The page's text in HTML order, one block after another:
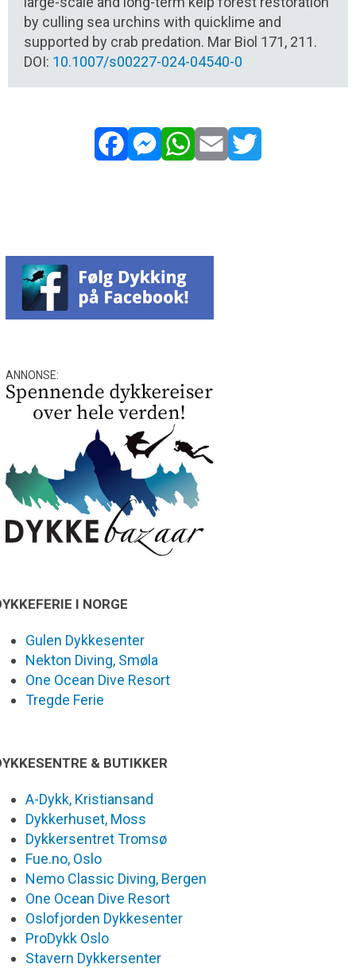
by culling sea urchins with quicklime and
supported by crab predation. Mar Biol 171, 211.
DOI: 10.1007/s00227-024-04540-0
ANNONSE:
I NORGE
Gulen Dykkesenter
Nekton Diving, Smøla
One Ocean Dive Resort
Tregde Ferie
& BUTIKKER
A-Dykk, Kristiansand
Dykkerhuset, Moss
Dykkersentret Tromsø
Fue.no, Oslo
Nemo Classic Diving, Bergen
One Ocean Dive Resort
Oslofjorden Dykkesenter
ProDykk Oslo
Stavern Dykkersenter